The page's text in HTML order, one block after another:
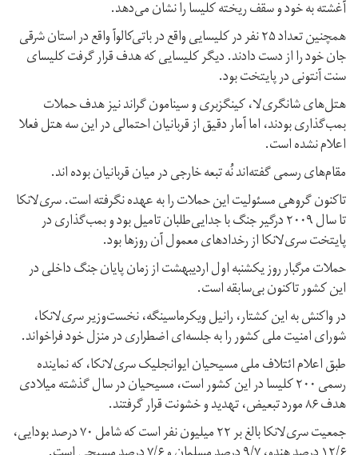
آغشته به خود و سقف ریخته‌ کلیسا را نشان می‌دهد.
همچنین تعداد ۲۵ نفر در کلیسایی واقع در باتی‌کالوآ واقع در استان شرقی
جان خود را از دست دادند. دیگر کلیسایی که هدف قرار گرفت کلیسای
سنت آنتونی در پایتخت بود.
هتل‌های شانگری‌لا، کینگزبری و سینامون گراند نیز هدف حملات
بمب‌گذاری بودند، اما آمار دقیق از قربانیان احتمالی در این سه هتل فعلا
اعلام نشده است.
مقام‌های رسمی گفته‌اند نُه تبعه خارجی در میان قربانیان بوده اند.
تاکنون گروهی مسئولیت این حملات را به عهده نگرفته است. سری‌لانکا
تا سال ۲۰۰۹ درگیر جنگ با جدایی‌طلبان تامیل بود و بمب‌گذاری در
پایتخت سری‌لانکا از رخدادهای معمول آن روزها بود.
حملات مرگبار روز یکشنبه اول اردیبهشت از زمان پایان جنگ داخلی در
این کشور تاکنون بی‌سابقه است.
در واکنش به این کشتار، رانیل ویکرماسینگه، نخست‌وزیر سری‌لانکا،
شورای امنیت ملی کشور را به جلسه‌ای اضطراری در منزل خود فراخواند.
طبق اعلام ائتلاف ملی مسیحیان ایوانجلیک سری‌لانکا، که نماینده
رسمی ۲۰۰ کلیسا در این کشور است، مسیحیان در سال گذشته میلادی
هدف ۸۶ مورد تبعیض، تهدید و خشونت قرار گرفتند.
جمعیت سری‌لانکا بالغ بر ۲۲ میلیون نفر است که شامل ۷۰ درصد بودایی،